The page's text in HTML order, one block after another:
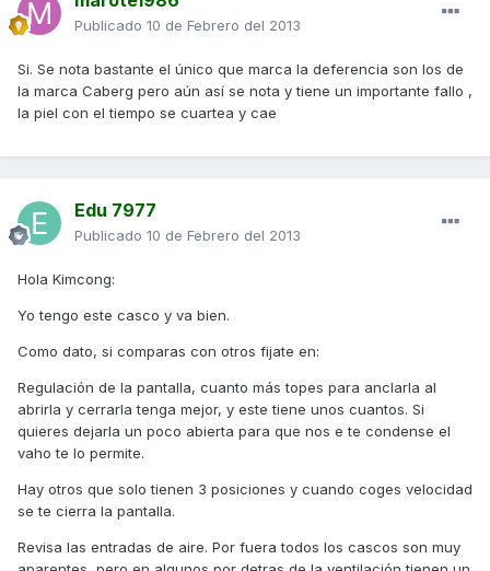
Publicado 10 de Febrero del 2013
Si. Se nota bastante el único que marca la deferencia son los de
la marca Caberg pero aún así se nota y tiene un importante fallo ,
la piel con el tiempo se cuartea y cae
Edu 7977
Publicado 10 de Febrero del 2013
Hola Kimcong:
Yo tengo este casco y va bien.
Como dato, si comparas con otros fijate en:
Regulación de la pantalla, cuanto más topes para anclarla al
abrirla y cerrarla tenga mejor, y este tiene unos cuantos. Si
quieres dejarla un poco abierta para que nos e te condense el
vaho te lo permite.
Hay otros que solo tienen 3 posiciones y cuando coges velocidad
se te cierra la pantalla.
Revisa las entradas de aire. Por fuera todos los cascos son muy